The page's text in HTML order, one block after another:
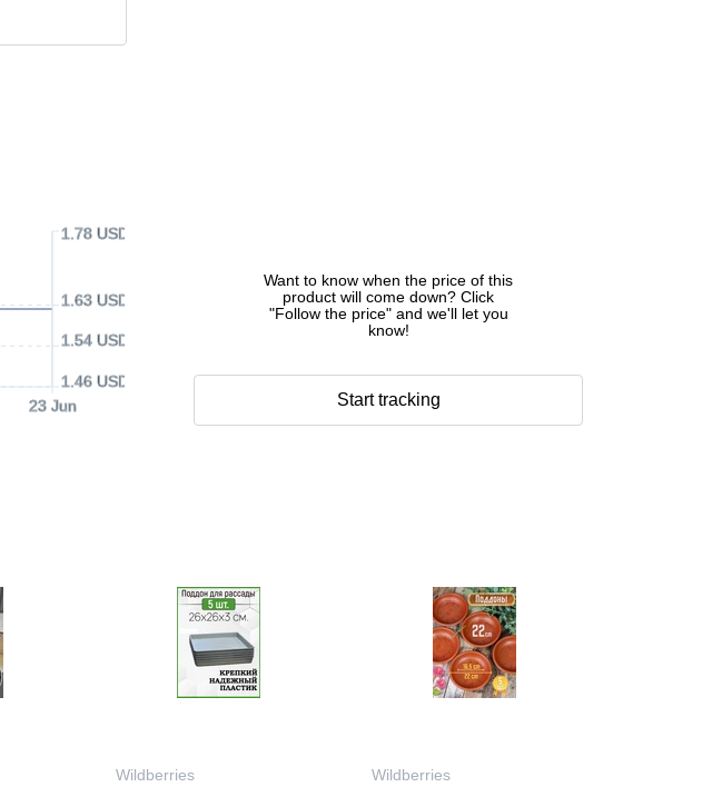
23 Jun
1.46 USD
1.54 USD
1.63 USD
1.78 USD
Want to know when the price of this
product will come down? Click
"Follow the price" and we'll let you
know!
Start tracking
Wildberries Wildberries